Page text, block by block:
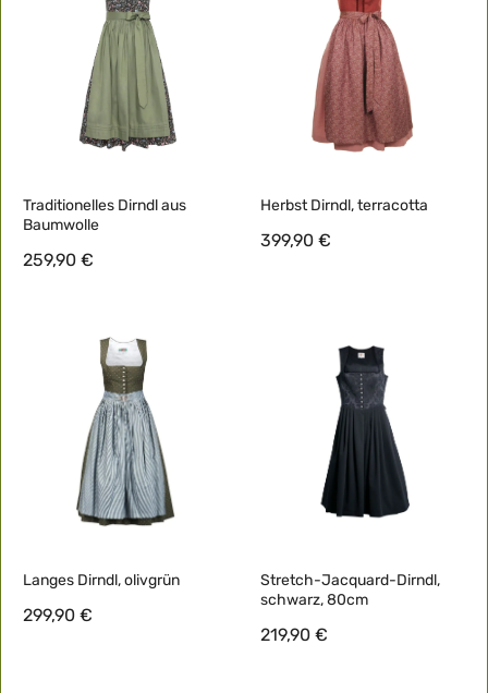
Traditionelles Dirndl aus
Baumwolle
259,90 €
Herbst Dirndl, terracotta
399,90 €
Langes Dirndl, olivgrün
299,90 €
Stretch-Jacquard-Dirndl,
schwarz, 80cm
219,90 €